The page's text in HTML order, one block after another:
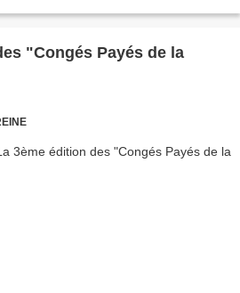
"Congés Payés de la